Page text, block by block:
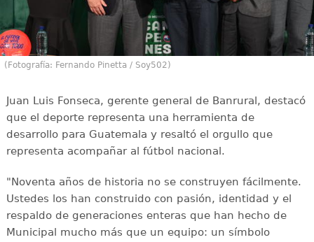
(Fotografía: Fernando Pinetta / Soy502)
Juan Luis Fonseca, gerente general de Banrural, destacó
que el deporte representa una herramienta de
desarrollo para Guatemala y resaltó el orgullo que
representa acompañar al fútbol nacional.
"Noventa años de historia no se construyen fácilmente.
Ustedes los han construido con pasión, identidad y el
respaldo de generaciones enteras que han hecho de
Municipal mucho más que un equipo: un símbolo